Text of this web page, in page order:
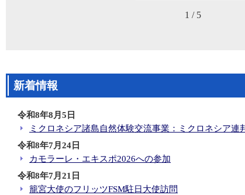
1 / 5
新着情報
令和8年8月5日
ミクロネシア諸島自然体験交流事業：ミクロネシア連
令和8年7月24日
カモラーレ・エキスポ2026への参加
令和8年7月21日
籠宮大使のフリッツFSM駐日大使訪問